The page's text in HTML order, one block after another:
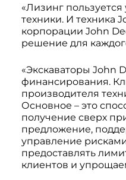
«Лизинг
техники. И техника
корпорации John
решение для
«Экскаваторы John
финансирования.
производителя
Основное – это
получение сверх
предложение,
управление
предоставлять
клиентов и